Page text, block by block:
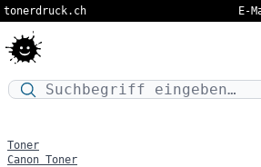
tonerdruck.ch E-
Druckermodell oder Produktnamen
Toner
Canon Toner